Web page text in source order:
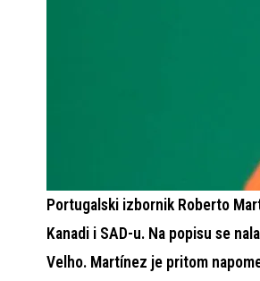
Portugalski izbornik Roberto
Kanadi i SAD-u. Na popisu se
Velho. Martínez je pritom